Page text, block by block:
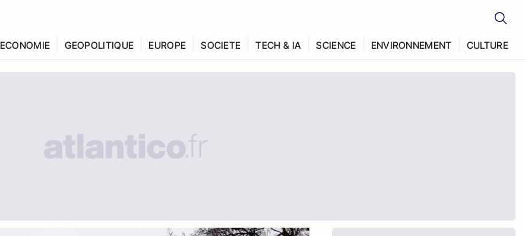
ECONOMIE GEOPOLITIQUE EUROPE SOCIETE TECH & IA SCIENCE ENVIRONNEMENT CULTURE